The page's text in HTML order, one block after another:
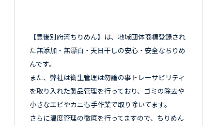
【豊後別府湾ちりめん】は、地域団体商標登録され
た無添加・無漂白・天日干しの安心・安全なちりめ
んです。
また、弊社は衛生管理は勿論の事トレーサビリティ
を取り入れた製品管理を行っており、ゴミの除去や
小さなエビやカニも手作業で取り除いてます。
さらに温度管理の徹底を行ってますので、ちりめん